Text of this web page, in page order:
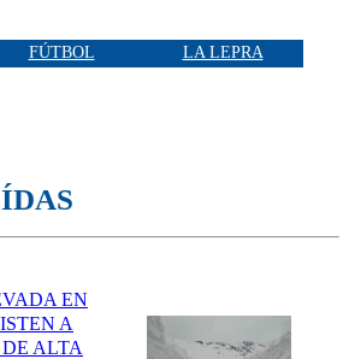
FÚTBOL
LA LEPRA
EN
A
ALTA